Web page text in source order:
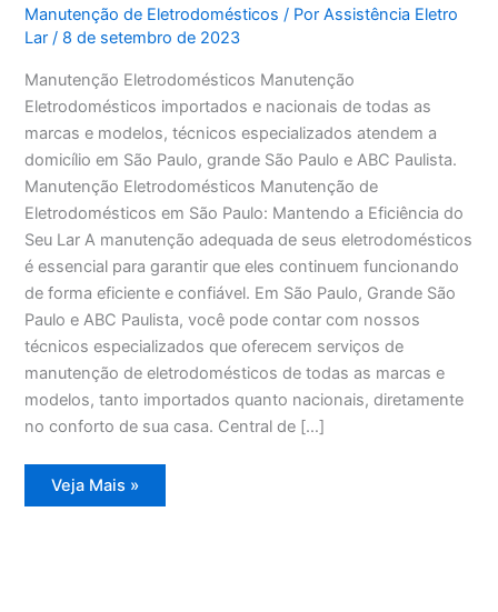
Manutenção de Eletrodomésticos / PorAssistência Eletro
Lar/ 8 de setembro de 2023
Manutenção Eletrodomésticos Manutenção
Eletrodomésticos importados e nacionais de todas as
marcas e modelos, técnicos especializados atendem a
domicílio em São Paulo, grande São Paulo e ABC Paulista.
Manutenção Eletrodomésticos Manutenção de
Eletrodomésticos em São Paulo: Mantendo a Eficiência do
Seu Lar A manutenção adequada de seus eletrodomésticos
é essencial para garantir que eles continuem funcionando
de forma eficiente e confiável. Em São Paulo, Grande São
Paulo e ABC Paulista, você pode contar com nossos
técnicos especializados que oferecem serviços de
manutenção de eletrodomésticos de todas as marcas e
modelos, tanto importados quanto nacionais, diretamente
no conforto de sua casa. Central de […]
Manutenção
Eletrodomésticos
Veja Mais »